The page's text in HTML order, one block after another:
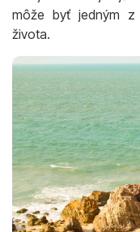
môže byť jedným z
života.